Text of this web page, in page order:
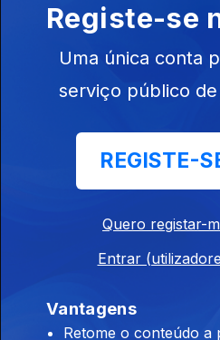
Registe-se
Uma única conta
serviço público de
REGISTE-
Quero registar-
Entrar
Vantagens
Retome o conteúdo a